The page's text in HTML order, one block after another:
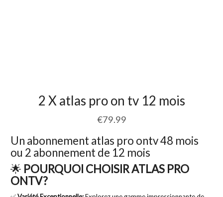
2 X atlas pro on tv 12 mois
€79.99
Un abonnement atlas pro ontv 48 mois
ou 2 abonnement de 12 mois
🌟 POURQUOI CHOISIR ATLAS PRO
ONTV?